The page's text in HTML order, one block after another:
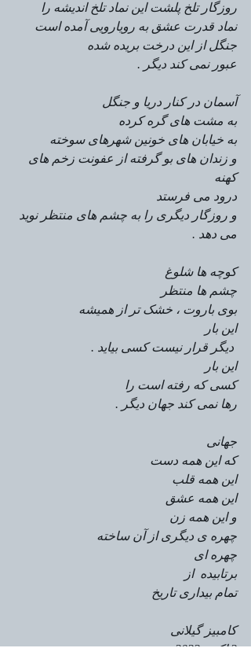
روزگار تلخ پلشت این نماد تلخ اندیشه را
نماد قدرت عشق به رویارویی آمده است
جنگل از این درخت بریده شده
عبور نمی کند دیگر .
آسمان در کنار دریا و جنگل
به مشت های گره کرده
به خیابان های خونین شهرهای سوخته
و زندان های بو گرفته از عفونت زخم های
کهنه
درود می فرستد
و روزگار دیگری را به چشم های منتظر نوید
می دهد .
کوچه ها شلوغ
چشم ها منتظر
بوی باروت ، خشک تر از همیشه
این بار
این بار
کسی که رفته است را
رها نمی کند جهان دیگر .
جهانی
که این همه دست
این همه قلب
این همه عشق
و این همه زن
چهره ی دیگری از آن ساخته
چهره ای
برتابیده  از
تمام بیداری تاریخ
کامبیز گیلانی
2 اکتبر 2022